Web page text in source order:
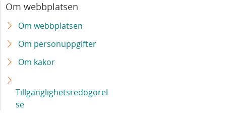
Om webbplatsen
Om webbplatsen
Om personuppgifter
Om kakor
Tillgänglighetsredogörel
se